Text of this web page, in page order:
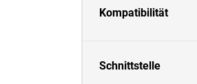
Kompatibilität
Schnittstelle